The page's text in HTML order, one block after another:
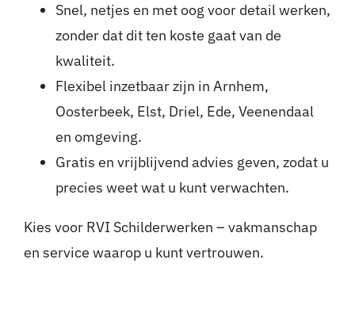
Snel, netjes en met oog voor detail werken,
zonder dat dit ten koste gaat van de
kwaliteit.
Flexibel inzetbaar zijn in Arnhem,
Oosterbeek, Elst, Driel, Ede, Veenendaal
en omgeving.
Gratis en vrijblijvend advies geven, zodat u
precies weet wat u kunt verwachten.
Kies voor RVI Schilderwerken – vakmanschap
en service waarop u kunt vertrouwen.